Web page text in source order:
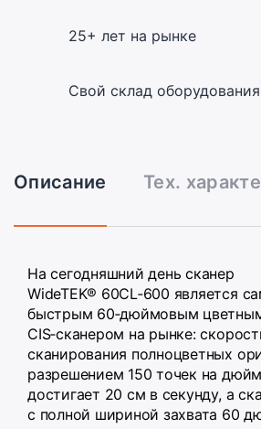
25+ лет на рынке
Свой склад оборудования
Описание Тех.
На сегодняшний день сканер
WideTEK® 60CL‑600 является
быстрым 60‑дюймовым
CIS‑сканером на рынке:
сканирования полноцветных
разрешением 150 точек на дюйм
достигает 20 см в секунду, а
с полной шириной захвата 60